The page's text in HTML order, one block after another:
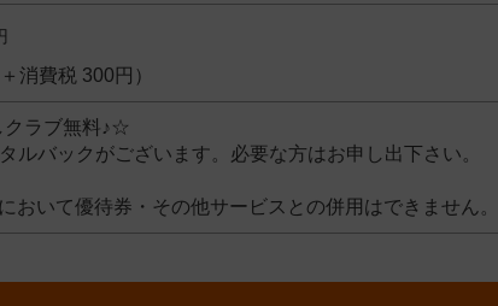
消費税 300円）
ラブ無料♪☆
ルバックがございます。必要な方はお申し出下さい。
おいて優待券・その他サービスとの併用はできません。